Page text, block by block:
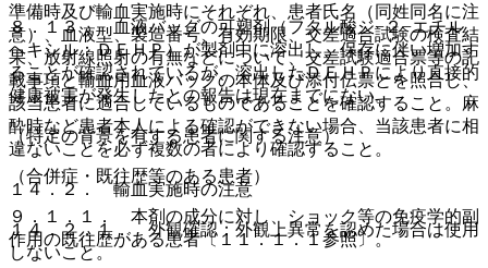
準備時及び輸血実施時にそれぞれ、患者氏名（同姓同名に注
意）、血液型、製造番号、有効期限、交差適合試験の検査結
果、放射線照射の有無などについて、交差試験適合票等の記
載事項と輸血用血液バッグの本体及び添付伝票とを照合し、
該当患者に適合しているものであることを確認すること。麻
酔時など患者本人による確認ができない場合、当該患者に相
違ないことを必ず複数の者により確認すること。
１４．２． 輸血実施時の注意
１４．２．１． 外観確認：外観上異常を認めた場合は使用
しないこと。
８．１３． 血液バッグの可塑剤（フタル酸ジ−２−エチル
ヘキシル：ＤＥＨＰ）が製剤中に溶出し、保存に伴い増加す
ることが確認されているが、溶出したＤＥＨＰにより直接的
健康被害が発生したとの報告は現在までにない。
（特定の背景を有する患者に関する注意）
（合併症・既往歴等のある患者）
９．１．１． 本剤の成分に対し、ショック等の免疫学的副
作用の既往歴がある患者〔１１．１．１参照〕。